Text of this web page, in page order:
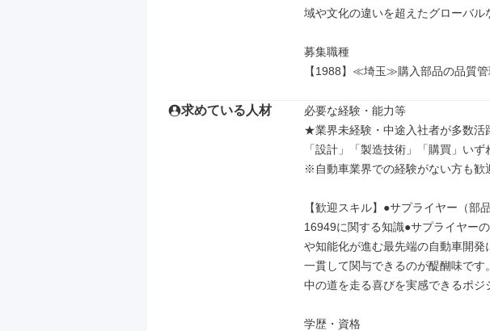
域や文化の違いを超えたグローバル
募集職種
【1988】≪埼玉≫購入部品の品質
求めている人材
必要な経験・能力等
★業界未経験・中途入社者が多数活
「設計」「製造技術」「購買」い
※自動車業界での経験がない方も歓
【歓迎スキル】●サプライヤー（部
16949に関する知識●サプライヤー
や知能化が進む最先端の自動車開
一貫して関与できるのが醍醐味で
中の道を走る喜びを実感できるポジ
学歴・資格